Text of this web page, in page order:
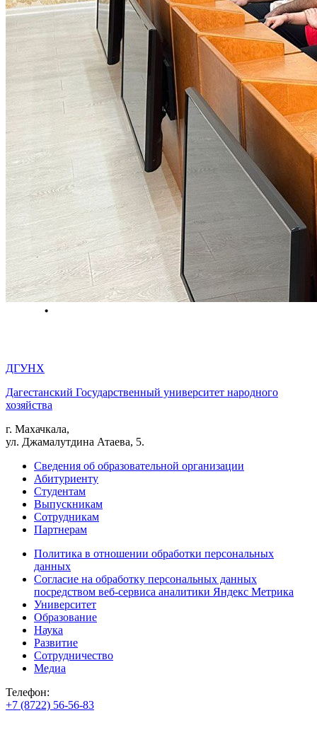
ДГУНХ
Дагестанский Государственный университет народного
хозяйства
г. Махачкала,
ул. Джамалутдина Атаева, 5.
Сведения об образовательной организации
Абитуриенту
Студентам
Выпускникам
Сотрудникам
Партнерам
Политика в отношении обработки персональных
данных
Согласие на обработку персональных данных
посредством веб-сервиса аналитики Яндекс Метрика
Университет
Образование
Наука
Развитие
Сотрудничество
Медиа
Телефон:
+7 (8722) 56-56-83